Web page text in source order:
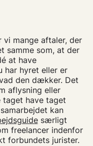
vi mange aftaler, der
samme som, at der
at have
har hyret eller er
den dækker. Det
aflysning eller
taget have taget
kan
særligt
freelancer indenfor
forbundets jurister.